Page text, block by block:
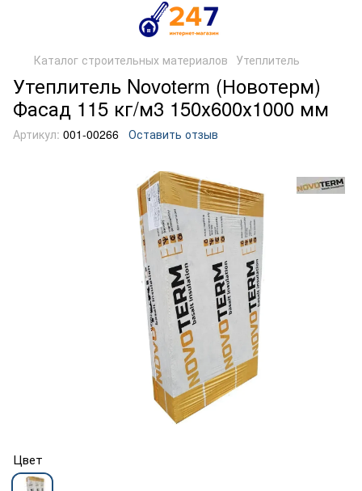
Каталог строительных материалов Утеплитель
Утеплитель Novoterm (Новотерм)
Фасад 115 кг/м3 150х600х1000 мм
Артикул: 001-00266 Оставить отзыв
Цвет